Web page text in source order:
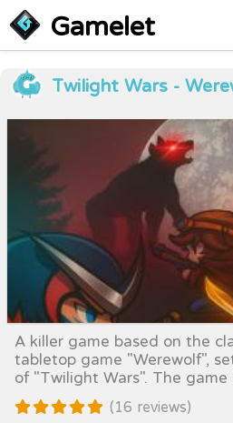
Gamelet
Twilight Wars -
A killer game based on the
tabletop game "Werewolf",
of "Twilight Wars". The
into two major factions: the
the "Villager Camp". For
(16 reviews)